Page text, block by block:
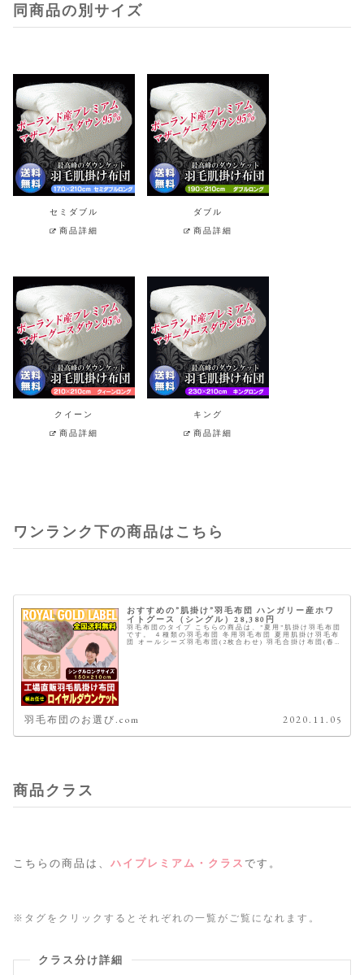
同商品の別サイズ
セミダブル
商品詳細
ダブル
商品詳細
クイーン
商品詳細
キング
商品詳細
ワンランク下の商品はこちら
おすすめの”肌掛け”羽毛布団 ハンガリー産ホワ
イトグース（シングル）28,380円
羽毛布団のタイプ こちらの商品は、”夏用”肌掛け羽毛布団
です。 ４種類の羽毛布団 冬用羽毛布団 夏用肌掛け羽毛布
団 オールシーズ羽毛布団(2枚合わせ) 羽毛合掛け布団(春
羽毛布団のお選び.com 2020.11.05
商品クラス
こちらの商品は、 ハイプレミアム・クラス です。
※タグをクリックするとそれぞれの一覧がご覧になれます。
クラス分け詳細